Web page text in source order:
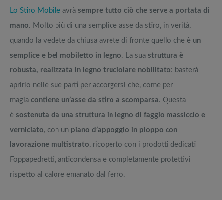
Lo Stiro Mobile avrà sempre tutto ciò che serve a portata di
mano. Molto più di una semplice asse da stiro, in verità,
quando la vedete da chiusa avrete di fronte quello che è un
semplice e bel mobiletto in legno. La sua struttura è
robusta, realizzata in legno truciolare nobilitato: basterà
aprirlo nelle sue parti per accorgersi che, come per
magia contiene un’asse da stiro a scomparsa. Questa
è sostenuta da una struttura in legno di faggio massiccio e
verniciato, con un piano d’appoggio in pioppo con
lavorazione multistrato, ricoperto con i prodotti dedicati
Foppapedretti, anticondensa e completamente protettivi
rispetto al calore emanato dal ferro.